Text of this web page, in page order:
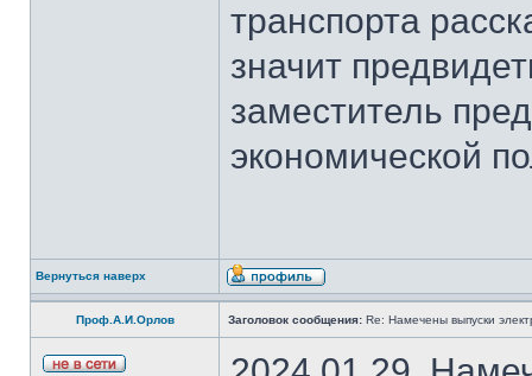
транспорта
значит
заместитель
экономической
Вернуться наверх
Проф.А.И.Орлов Заголовок сообщения: Re: Намечены выпуски